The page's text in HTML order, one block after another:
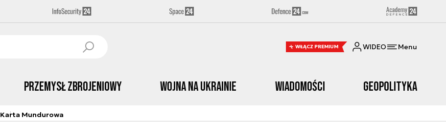
WŁĄCZ PREMIUM WIDEO Menu
Przemysł Zbrojeniowy Wojna na Ukrainie Wiadomości Geopolityka
Karta Mundurowa